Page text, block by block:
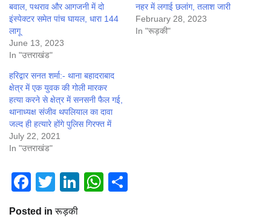
बवाल, पथराव और आगजनी में दो
इंस्पेक्टर समेत पांच घायल, धारा 144
लागू
June 13, 2023
In "उत्तराखंड"
नहर में लगाई छलांग, तलाश जारी
February 28, 2023
In "रूड़की"
हरिद्वार सनत शर्मा:- थाना बहादराबाद
क्षेत्र में एक युवक की गोली मारकर
हत्या करने से क्षेत्र में सनसनी फैल गई,
थानाध्यक्ष संजीव थपलियाल का दावा
जल्द ही हत्यारे होंगे पुलिस गिरफ्त में
July 22, 2021
In "उत्तराखंड"
Facebook
TwitterLinkedIn
WhatsApp
Posted inरूड़की